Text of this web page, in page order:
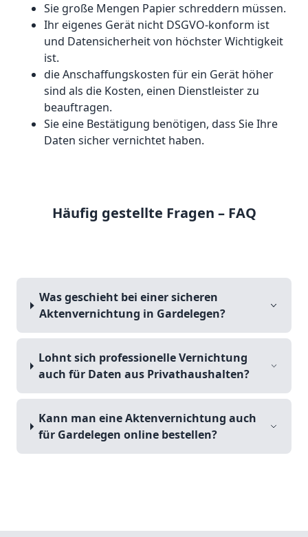
Sie große Mengen Papier schreddern müssen.
Ihr eigenes Gerät nicht DSGVO-konform ist
und Datensicherheit von höchster Wichtigkeit
ist.
die Anschaffungskosten für ein Gerät höher
sind als die Kosten, einen Dienstleister zu
beauftragen.
Sie eine Bestätigung benötigen, dass Sie Ihre
Daten sicher vernichtet haben.
Häufig gestellte Fragen – FAQ
Was geschieht bei einer sicheren
Aktenvernichtung in Gardelegen?
Lohnt sich professionelle Vernichtung
auch für Daten aus Privathaushalten?
Kann man eine Aktenvernichtung auch
für Gardelegen online bestellen?